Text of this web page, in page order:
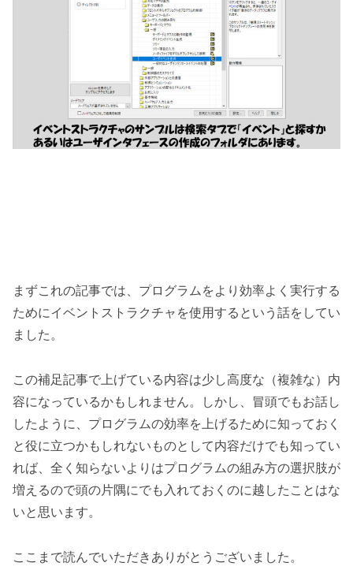
まずこれの記事では、プログラムをより効率よく実行する
ためにイベントストラクチャを使用するという話をしてい
ました。
この補足記事で上げている内容は少し高度な（複雑な）内
容になっているかもしれません。しかし、冒頭でもお話し
したように、プログラムの効率を上げるために知っておく
と役に立つかもしれないものとして内容だけでも知ってい
れば、全く知らないよりはプログラムの組み方の選択肢が
増えるので頭の片隅にでも入れておくのに越したことはな
いと思います。
ここまで読んでいただきありがとうございました。